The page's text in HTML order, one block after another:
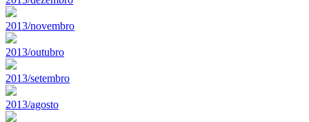
2013/novembro
2013/outubro
2013/setembro
2013/agosto